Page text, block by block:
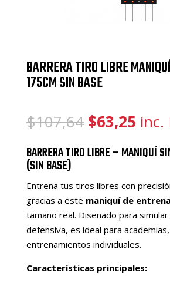
BARRERA TIRO LIBRE
175CM SIN BASE
$107,64 El
precio
original
$107,64.
$63,25Elinc.
BARRERA TIRO LIBRE – MANIQUÍ
(SIN BASE)
Entrena tus tiros libres con
gracias a este maniquí de
tamaño real. Diseñado para
defensiva, es ideal para
entrenamientos individuales.
Características principales: